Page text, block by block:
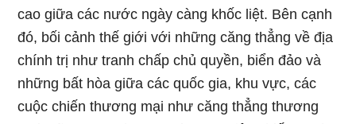
cao giữa các nước ngày càng khốc liệt. Bên cạnh
đó, bối cảnh thế giới với những căng thẳng về địa
chính trị như tranh chấp chủ quyền, biển đảo và
những bất hòa giữa các quốc gia, khu vực, các
cuộc chiến thương mại như căng thẳng thương